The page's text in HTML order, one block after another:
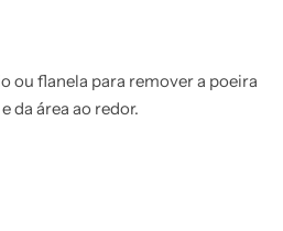
ou flanela para remover a poeira
da área ao redor.